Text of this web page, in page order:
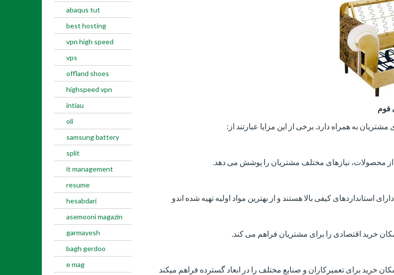
abaqus tut
best hosting
vpn high speed
vps
offland shoes
highspeed vpn
intiau
oli
samsung battery
split
it management
resume
hesabdari
asemooni magazin
garmayesh
bagh gerdoo
e mag
فوم
به همراه دارد. برخی از این مزایا عبارتند از:
از محصولات، نیازهای مختلف مشتریان را پوشش می دهد.
استانداردهای کیفی بالا هستند و از بهترین مواد اولیه تهیه شده اندو
خرید اقتصادی را برای مشتریان فراهم می کند.
خرید برای تعمیرکاران و صنایع مختلف را در ابعاد گسترده فراهم میکند